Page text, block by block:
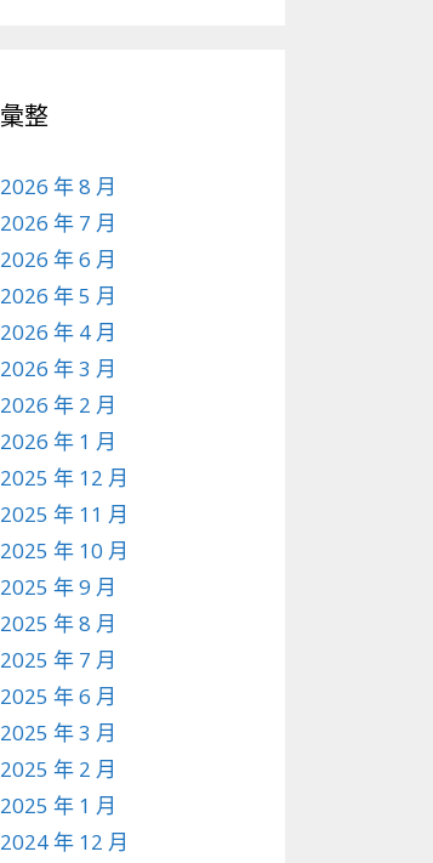
彙整
2026 年 8 月
2026 年 7 月
2026 年 6 月
2026 年 5 月
2026 年 4 月
2026 年 3 月
2026 年 2 月
2026 年 1 月
2025 年 12 月
2025 年 11 月
2025 年 10 月
2025 年 9 月
2025 年 8 月
2025 年 7 月
2025 年 6 月
2025 年 3 月
2025 年 2 月
2025 年 1 月
2024 年 12 月